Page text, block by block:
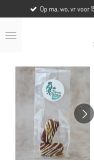
direct
naar
de
Op ma, wo, vr voor